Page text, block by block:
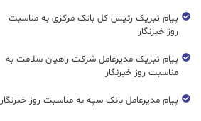
پیام تبریک رئیس کل بانک مرکزی به مناسبت
روز خبرنگار
پیام تبریک مدیرعامل شرکت راهیان سلامت به
مناسبت روز خبرنگار
پیام مدیرعامل بانک سپه به مناسبت روز خبرنگار